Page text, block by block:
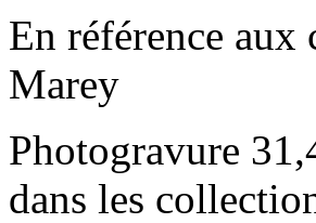
En référence aux
Marey
Photogravure
dans les